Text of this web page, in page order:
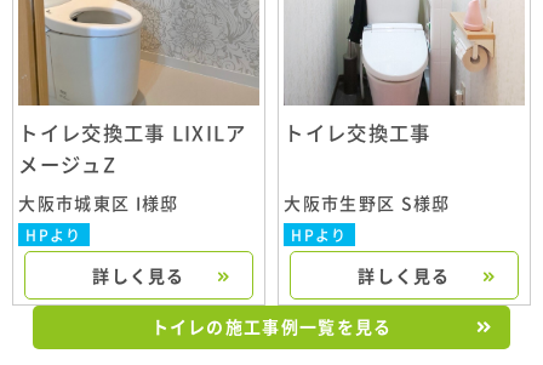
トイレ交換工事 LIXILア
メージュZ
大阪市城東区 I様邸
HPより
詳しく見る
トイレ交換工事
大阪市生野区 S様邸
HPより
詳しく見る
トイレの施工事例一覧を見る